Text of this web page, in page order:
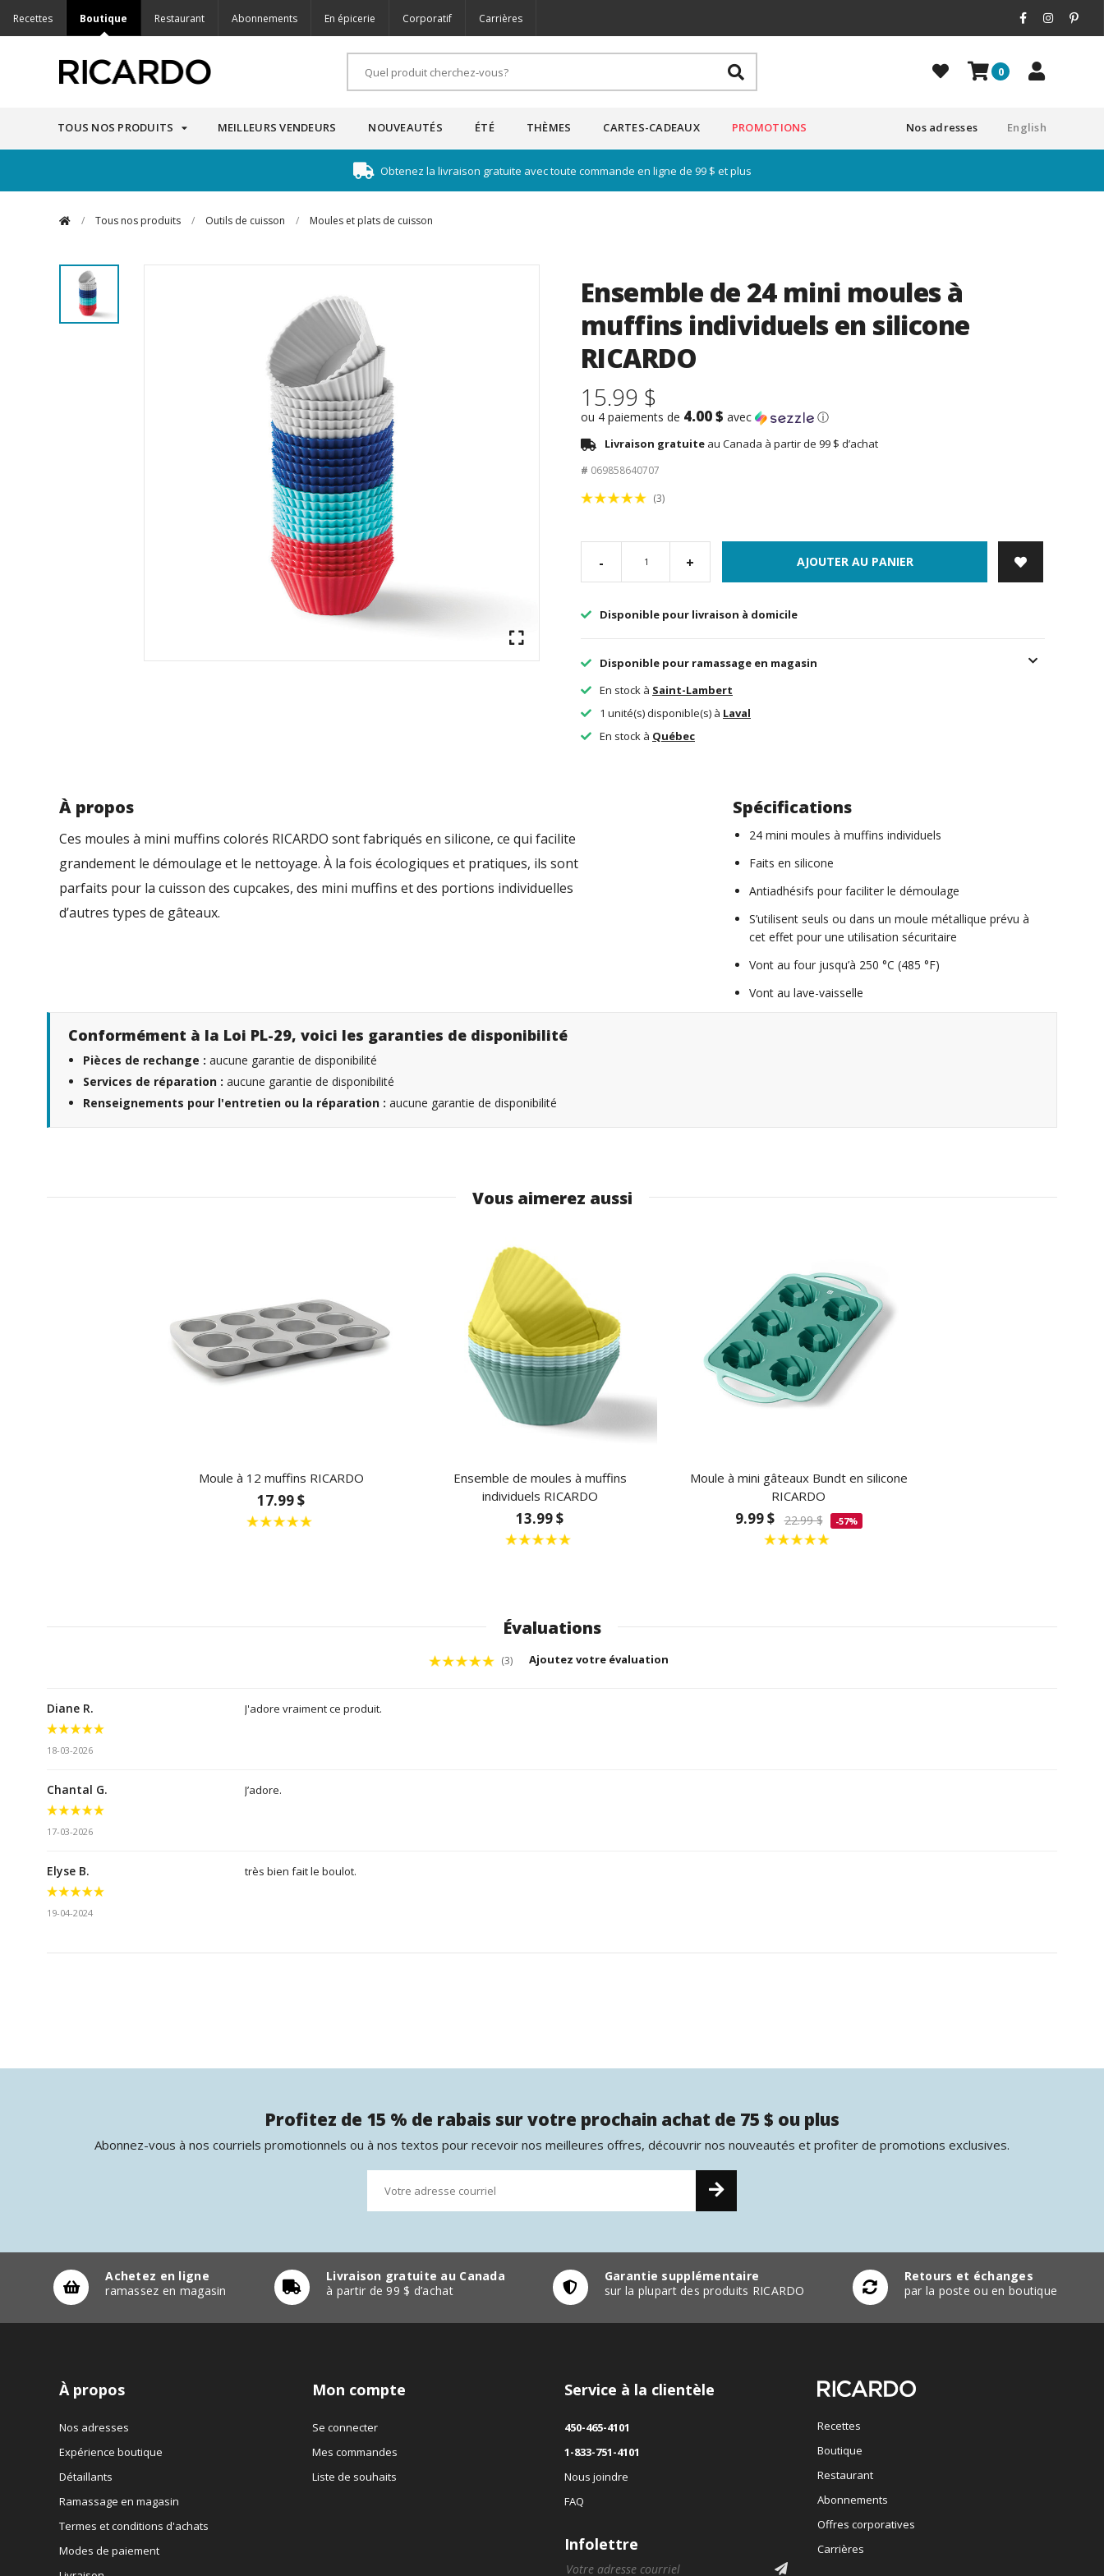
Recettes Boutique Restaurant Abonnements En épicerie Corporatif Carrières
0
TOUS NOS PRODUITS MEILLEURS VENDEURS NOUVEAUTÉS ÉTÉ THÈMES CARTES-CADEAUX PROMOTIONS English
Nos adresses
Obtenez la livraison gratuite avec toute commande en ligne de 99 $ et plus
/ Tous nos produits / Outils de cuisson / Moules et plats de cuisson
Ensemble de 24 mini moules à
muffins individuels en silicone
RICARDO
15.99 $
ou 4 paiements de 4.00 $ avec ⓘ
Livraison gratuite au Canada à partir de 99 $ d’achat
# 069858640707
(3)
- + AJOUTER AU PANIER
Disponible pour livraison à domicile
Disponible pour ramassage en magasin
En stock à Saint-Lambert
1 unité(s) disponible(s) à Laval
En stock à Québec
À propos
Ces moules à mini muffins colorés RICARDO sont fabriqués en silicone, ce qui facilite
grandement le démoulage et le nettoyage. À la fois écologiques et pratiques, ils sont
parfaits pour la cuisson des cupcakes, des mini muffins et des portions individuelles
d’autres types de gâteaux.
Spécifications
24 mini moules à muffins individuels
Faits en silicone
Antiadhésifs pour faciliter le démoulage
S’utilisent seuls ou dans un moule métallique prévu à
cet effet pour une utilisation sécuritaire
Vont au four jusqu’à 250 °C (485 °F)
Vont au lave-vaisselle
Conformément à la Loi PL-29, voici les garanties de disponibilité
Pièces de rechange : aucune garantie de disponibilité
Services de réparation : aucune garantie de disponibilité
Renseignements pour l'entretien ou la réparation : aucune garantie de disponibilité
Vous aimerez aussi
Moule à 12 muffins RICARDO
17.99 $
Ensemble de moules à muffins
individuels RICARDO
13.99 $
Moule à mini gâteaux Bundt en silicone
RICARDO
9.99 $ 22.99 $ -57%
Évaluations
(3) Ajoutez votre évaluation
Diane R.
18-03-2026
J'adore vraiment ce produit.
Chantal G.
17-03-2026
J’adore.
Elyse B.
19-04-2024
très bien fait le boulot.
Profitez de 15 % de rabais sur votre prochain achat de 75 $ ou plus
Abonnez-vous à nos courriels promotionnels ou à nos textos pour recevoir nos meilleures offres, découvrir nos nouveautés et profiter de promotions exclusives.
Achetez en ligne
ramassez en magasin
Livraison gratuite au Canada
à partir de 99 $ d’achat
Garantie supplémentaire
sur la plupart des produits RICARDO
Retours et échanges
par la poste ou en boutique
À propos
Nos adresses
Expérience boutique
Détaillants
Ramassage en magasin
Termes et conditions d'achats
Modes de paiement
Mon compte
Se connecter
Mes commandes
Liste de souhaits
Service à la clientèle
450-465-4101
1-833-751-4101
Nous joindre
FAQ
Infolettre
Recettes
Boutique
Restaurant
Abonnements
Offres corporatives
Carrières